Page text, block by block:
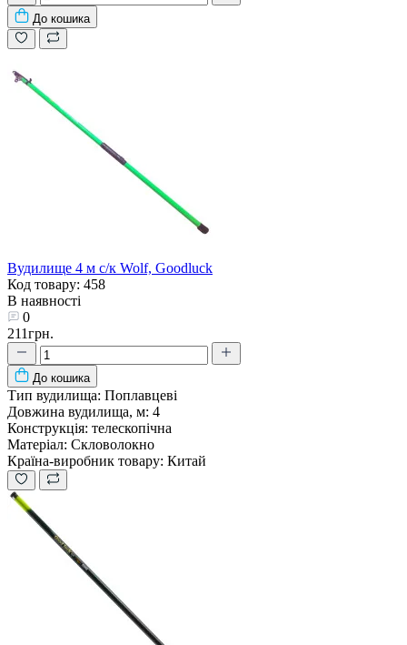
До кошика
Вудилище 4 м с/к Wolf, Goodluck
Код товару: 458
В наявності
0
211грн.
До кошика
Тип вудилища: Поплавцеві
Довжина вудилища, м: 4
Конструкція: телескопічна
Матеріал: Скловолокно
Країна-виробник товару: Китай